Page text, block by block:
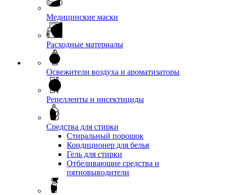
Медицинские маски
Расходные материалы
Освежители воздуха и ароматизаторы
Репелленты и инсектициды
Средства для стирки
Стиральный порошок
Кондиционер для белья
Гель для стирки
Отбеливающие средства и
пятновыводители